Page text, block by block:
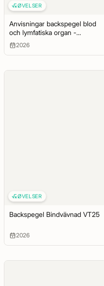
ØVELSER
Anvisningar backspegel blod
och lymfatiska organ -
Oldenborg
2026
ØVELSER
Backspegel Bindvävnad VT25
2026